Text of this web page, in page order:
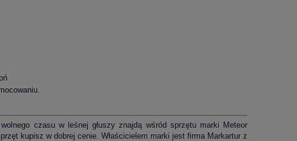
czasu w leśnej głuszy znajdą wśród sprzętu marki Meteor
kupisz w dobrej cenie. Właścicielem marki jest firma Markartur z